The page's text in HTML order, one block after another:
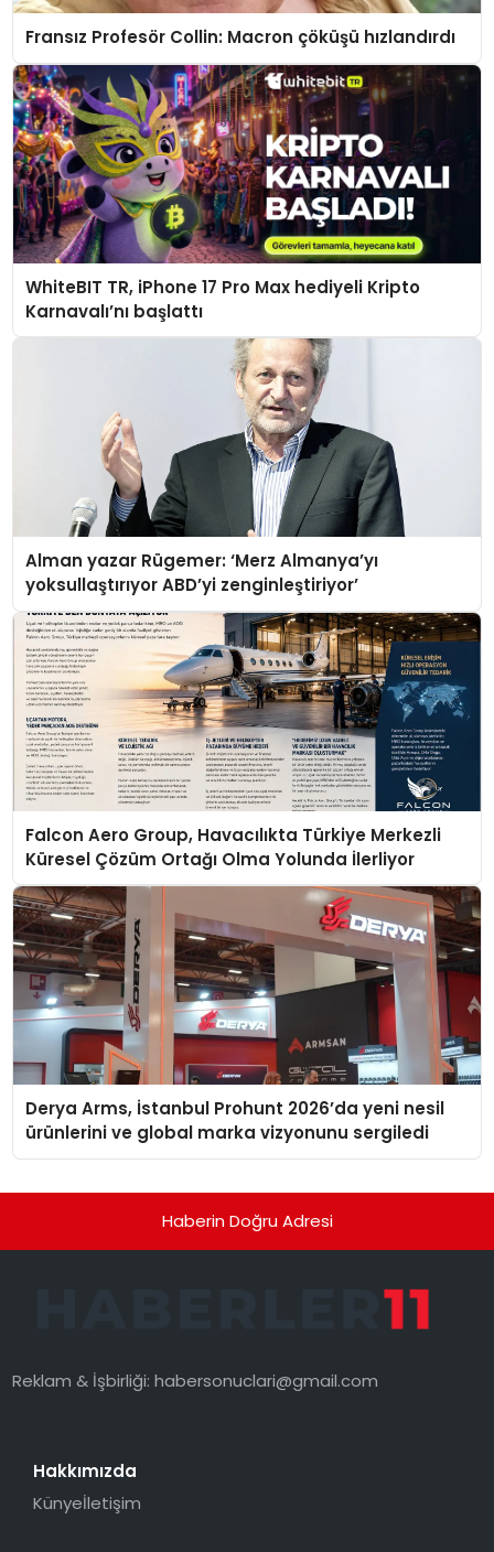
Fransız Profesör Collin: Macron çöküşü hızlandırdı
WhiteBIT TR, iPhone 17 Pro Max hediyeli Kripto
Karnavalı’nı başlattı
Alman yazar Rügemer: ‘Merz Almanya’yı
yoksullaştırıyor ABD’yi zenginleştiriyor’
Falcon Aero Group, Havacılıkta Türkiye Merkezli
Küresel Çözüm Ortağı Olma Yolunda İlerliyor
Derya Arms, İstanbul Prohunt 2026’da yeni nesil
ürünlerini ve global marka vizyonunu sergiledi
Haberin Doğru Adresi
Reklam & İşbirliği:habersonuclari@gmail.com
Hakkımızda
Künyeİletişim